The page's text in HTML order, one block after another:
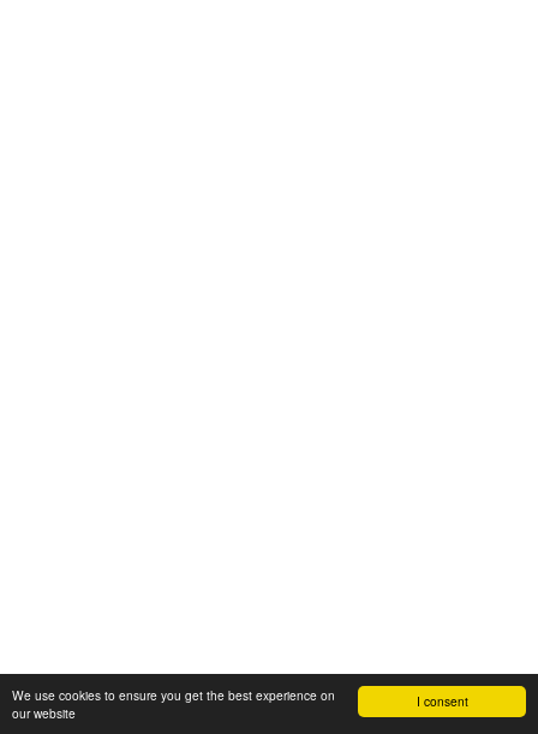
I consent
We use cookies to ensure you get the best experience on
our website